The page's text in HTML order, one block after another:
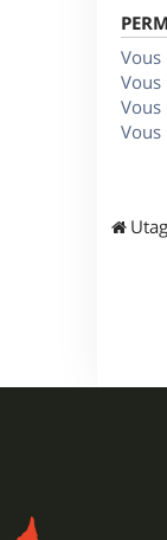
Vous
Vous
Vous
Vous